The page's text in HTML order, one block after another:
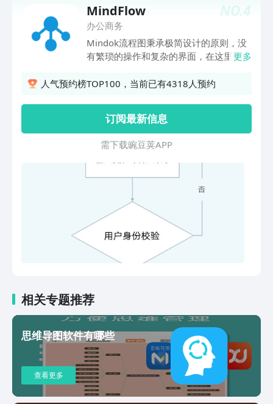
感。邀请好友进入思想星球，可以即刻共
享所有资料。#活动策划策划前团队可共
同进行头脑风暴，共享各自的想法和创意
制作计划书，帮助团队快速找出问题的绝
优解和列出所有活动可能存在的问题和风
联系邮箱：support@gitmind.com服务
策：https://gitmind.cn/privacy
或隐私问题。 #100万+导图作品社区#
万兴脑图APP内置思维导图社区，涵盖大
中小学、考研考证等教育、职场、自我提
升等各大领域的精华知识。 #高度定制每
一处细节# 万兴脑图不仅提供丰富的布
局、样式、主题及配色
NO.4
MindFlow
办公商务
Mindok流程图秉承极简设计的原则，没
有繁琐的操作和复杂的界面，在这里你可
文本可以直接进行编辑，在弹出的键盘工
状、连线、关联、颜色和导出等功能；在
应用设置里可以编辑分支连线形状和主题
颜色。 我们还提供了强大的云服务备份
和同步文件，实现不同设备文件共享和编
辑，在云同步页面通过手机号或邮箱登录
http://mindmm.com/mk 联系邮箱：
mindokapp@126.com
更多
人气预约榜TOP100，当前已有4318人预约
订阅最新信息
需 下 载 豌 豆 荚 A P P
相关专题推荐
思维导图软件有哪些
查看更多